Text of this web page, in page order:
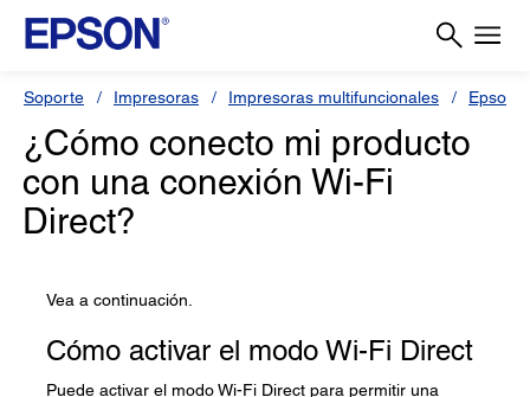
Soporte Impresoras Impresoras multifuncionales Epson
¿Cómo conecto mi producto
con una conexión Wi-Fi
Direct?
Vea a continuación.
Cómo activar el modo Wi-Fi Direct
Puede activar el modo Wi-Fi Direct para permitir una